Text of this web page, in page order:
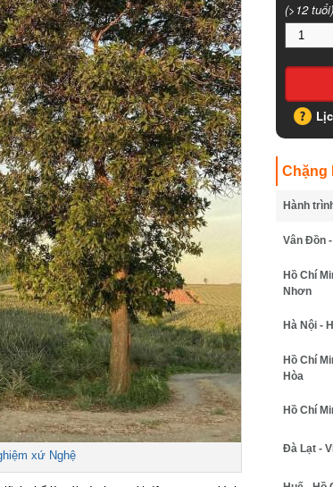
xứ Nghệ
(>12 tuổi)
Chặng
Hành trình*
Vân Đồn -
Hồ Chí
Nhơn
Hà Nội -
Hồ Chí
Hòa
Hồ Chí
Đà Lạt -